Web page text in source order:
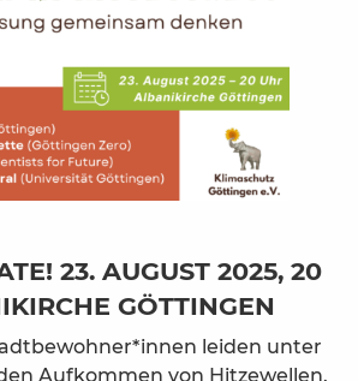
23. AUGUST 2025, 20
GÖTTINGEN
leiden unter
Aufkommen von Hitzewellen.